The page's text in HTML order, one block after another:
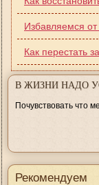
Избавляемся
Как перестать
В ЖИЗНИ НАДО
Почувствовать что
Рекомендуем